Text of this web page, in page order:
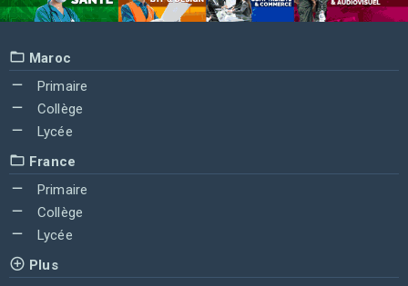
Maroc
Primaire
Collège
Lycée
France
Primaire
Collège
Lycée
Plus